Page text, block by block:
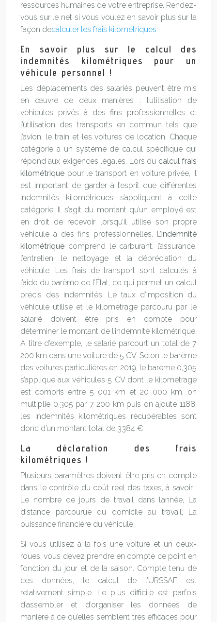
ressources humaines de votre entreprise. Rendez-
vous sur le net si vous voulez en savoir plus sur la
façon decalculer les frais kilométriques
En savoir plus sur le calcul des
indemnités kilométriques pour un
véhicule personnel !
Les déplacements des salariés peuvent être mis
en œuvre de deux manières : l’utilisation de
véhicules privés à des fins professionnelles et
l’utilisation des transports en commun tels que
l’avion, le train et les voitures de location. Chaque
catégorie a un système de calcul spécifique qui
répond aux exigences légales. Lors du calcul frais
kilométrique pour le transport en voiture privée, il
est important de garder à l’esprit que différentes
indemnités kilométriques s’appliquent à cette
catégorie. Il s’agit du montant qu’un employé est
en droit de recevoir lorsqu’il utilise son propre
véhicule à des fins professionnelles. L’indemnité
kilométrique comprend le carburant, l’assurance,
l’entretien, le nettoyage et la dépréciation du
véhicule. Les frais de transport sont calculés à
l’aide du barème de l’État, ce qui permet un calcul
précis des indemnités. Le taux d’imposition du
véhicule utilisé et le kilométrage parcouru par le
salarié doivent être pris en compte pour
déterminer le montant de l’indemnité kilométrique.
A titre d’exemple, le salarié parcourt un total de 7
200 km dans une voiture de 5 CV. Selon le barème
des voitures particulières en 2019, le barème 0,305
s’applique aux véhicules 5 CV dont le kilométrage
est compris entre 5 001 km et 20 000 km, on
multiplie 0,305 par 7 200 km puis on ajoute 1188,
les indemnités kilométriques récupérables sont
donc d’un montant total de 3384 €.
La déclaration des frais
kilométriques !
Plusieurs paramètres doivent être pris en compte
dans le contrôle du coût réel des taxes, à savoir :
Le nombre de jours de travail dans l’année, La
distance parcourue du domicile au travail, La
puissance financière du véhicule.
Si vous utilisez à la fois une voiture et un deux-
roues, vous devez prendre en compte ce point en
fonction du jour et de la saison. Compte tenu de
ces données, le calcul de l’URSSAF est
relativement simple. Le plus difficile est parfois
d’assembler et d’organiser les données de
manière à ce qu’elles semblent très efficaces pour